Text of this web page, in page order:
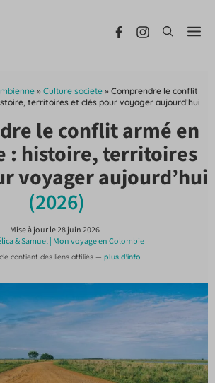
» Culture societe» Comprendre le conflit
territoires et clés pour voyager aujourd’hui
le conflit armé en
: histoire, territoires
voyager aujourd’hui
(2026)
Mise à jour le28 juin 2026
& Samuel | Mon voyage en Colombie
contient des liens affiliés — plus d'info